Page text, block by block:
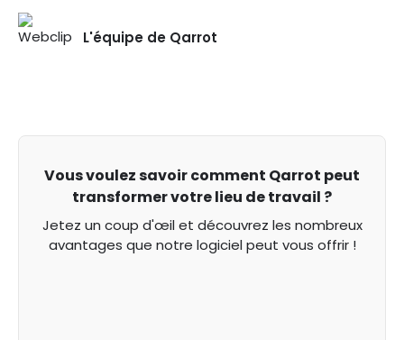
L'équipe de Qarrot
Vous voulez savoir comment Qarrot peut
transformer votre lieu de travail ?
Jetez un coup d'œil et découvrez les nombreux
avantages que notre logiciel peut vous offrir !